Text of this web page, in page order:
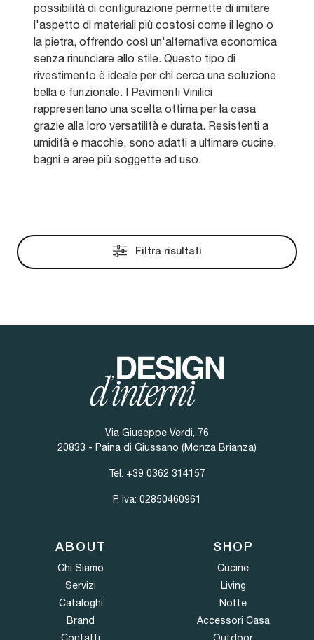
Filtra risultati
possibilità di configurazione permette di imitare
l'aspetto di materiali più costosi come il legno o
la pietra, offrendo così un'alternativa economica
senza rinunciare allo stile. Questo tipo di
rivestimento è ideale per chi cerca una soluzione
bella e funzionale. I Pavimenti Vinilici
rappresentano una scelta ottima per la casa
grazie alla loro versatilità e durata. Resistenti a
umidità e macchie, sono adatti a ultimare cucine,
bagni e aree più soggette ad uso.
Via Giuseppe Verdi, 76
20833 - Paina di Giussano (Monza Brianza)
Tel. +39 0362 314157
P. Iva: 02850460961
ABOUT
Chi Siamo
Servizi
Cataloghi
Brand
Contatti
SHOP
Cucine
Living
Notte
Accessori Casa
Outdoor